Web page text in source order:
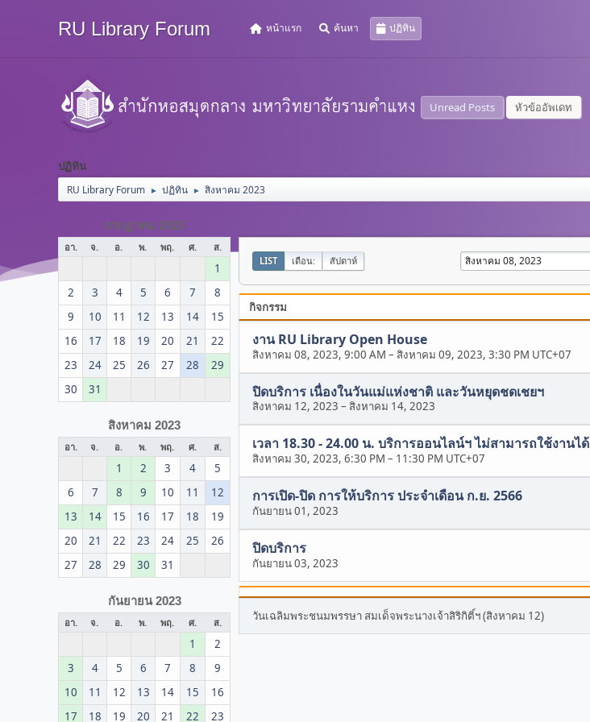
RU Library Forum หน้าแรก ค้นหา ปฏิทิน
Unread Posts หัวข้ออัพเดท
ปฏิทิน
RU Library Forum ► ปฏิทิน ► สิงหาคม 2023
กรกฎาคม 2023
อา. จ. อ. พ. พฤ. ศ. ส.
1
2
3 4 5 6 7
8
9
10 11 12 13 14
15
16
17 18 19 20 21
22
23
24 25 26 27 28
29
30
31
สิงหาคม 2023
อา. จ. อ. พ. พฤ. ศ. ส.
1 2 3 4
5
6
7 8 9 10 11
12
13
14 15 16 17 18
19
20
21 22 23 24 25
26
27
28 29 30 31
กันยายน 2023
อา. จ. อ. พ. พฤ. ศ. ส.
1
2
3
4 5 6 7 8
9
10
11 12 13 14 15
16
17
18 19 20 21 22 23
LIST เดือน: สัปดาห์
กิจกรรม
งาน RU Library Open House
สิงหาคม 08, 2023, 9:00 AM – สิงหาคม 09, 2023, 3:30 PM UTC+07
ปิดบริการ เนื่องในวันแม่แห่งชาติ และวันหยุดชดเชยฯ
สิงหาคม 12, 2023 – สิงหาคม 14, 2023
เวลา 18.30 - 24.00 น. บริการออนไลน์ฯ ไม่สามารถใช้งานได้
สิงหาคม 30, 2023, 6:30 PM – 11:30 PM UTC+07
การเปิด-ปิด การให้บริการ ประจำเดือน ก.ย. 2566
กันยายน 01, 2023
ปิดบริการ
กันยายน 03, 2023
วันเฉลิมพระชนมพรรษา สมเด็จพระนางเจ้าสิริกิติ์ฯ (สิงหาคม 12)